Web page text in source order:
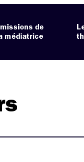
de
médiatrice